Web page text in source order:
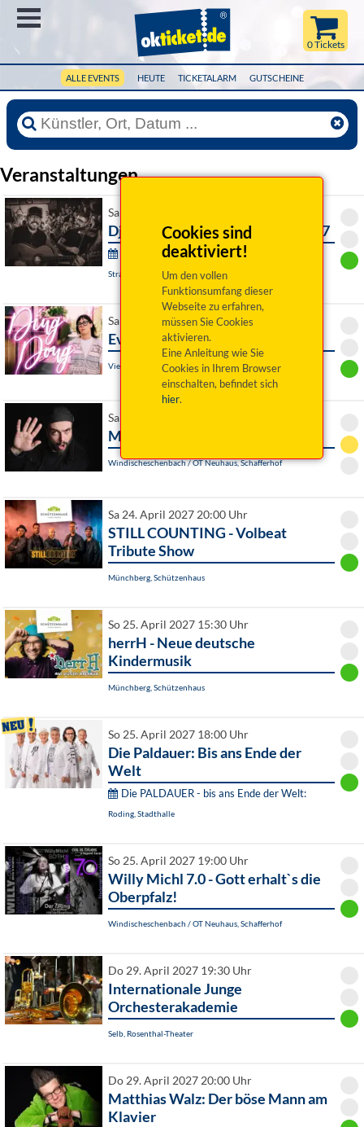
ALLE EVENTS HEUTE TICKETALARM GUTSCHEINE
0 Tickets
Cookies sind
deaktiviert!
Um den vollen
Funktionsumfang dieser
Webseite zu erfahren,
müssen Sie Cookies
aktivieren.
Eine Anleitung wie Sie
Cookies in Ihrem Browser
einschalten, befindet sich
hier.
Veranstaltungen
Sa 24. April 2027 20:00 Uhr
Django 3000: unplugged-Tour 2027
30. Straubinger Kleinkunsttage 2026/27:
Straubing, Hotel Asam
Sa 24. April 2027 20:00 Uhr
Eva Karl Faltermeier: Ding Dong
Viechtach, Stadthalle
Sa 24. April 2027 20:00 Uhr
Mathias Kellner: Schnappschuss!
Windischeschenbach / OT Neuhaus, Schafferhof
Sa 24. April 2027 20:00 Uhr
STILL COUNTING - Volbeat
Tribute Show
Münchberg, Schützenhaus
So 25. April 2027 15:30 Uhr
herrH - Neue deutsche
Kindermusik
Münchberg, Schützenhaus
So 25. April 2027 18:00 Uhr
Die Paldauer: Bis ans Ende der
Welt
Die PALDAUER - bis ans Ende der Welt:
Roding, Stadthalle
So 25. April 2027 19:00 Uhr
Willy Michl 7.0 - Gott erhalt`s die
Oberpfalz!
Windischeschenbach / OT Neuhaus, Schafferhof
Do 29. April 2027 19:30 Uhr
Internationale Junge
Orchesterakademie
Selb, Rosenthal-Theater
Do 29. April 2027 20:00 Uhr
Matthias Walz: Der böse Mann am
Klavier